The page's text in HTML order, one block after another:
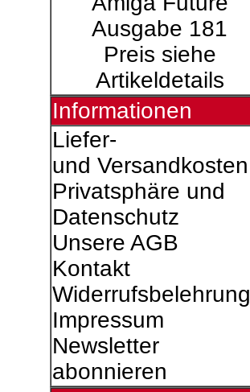
Ausgabe 181
Preis siehe
Artikeldetails
Informationen
Liefer-
und Versandkosten
Privatsphäre und
Datenschutz
Unsere AGB
Kontakt
Widerrufsbelehrung
Impressum
Newsletter
abonnieren